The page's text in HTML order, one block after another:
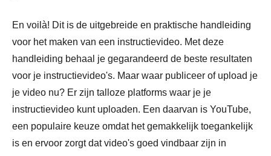
En voilà! Dit is de uitgebreide en praktische handleiding
voor het maken van een instructievideo. Met deze
handleiding behaal je gegarandeerd de beste resultaten
voor je instructievideo's. Maar waar publiceer of upload je
je video nu? Er zijn talloze platforms waar je je
instructievideo kunt uploaden. Een daarvan is YouTube,
een populaire keuze omdat het gemakkelijk toegankelijk
is en ervoor zorgt dat video's goed vindbaar zijn in